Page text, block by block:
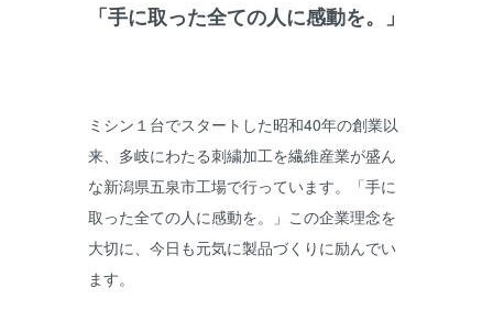
「手に取った全ての人に感動を。」
ミシン１台でスタートした昭和40年の創業以
来、多岐にわたる刺繍加工を繊維産業が盛ん
な新潟県五泉市工場で行っています。「手に
取った全ての人に感動を。」この企業理念を
大切に、今日も元気に製品づくりに励んでい
ます。